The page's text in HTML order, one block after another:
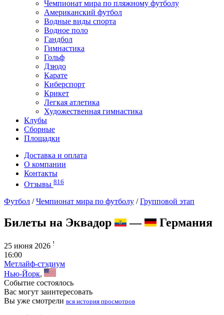
Чемпионат мира по пляжному футболу
Американский футбол
Водные виды спорта
Водное поло
Гандбол
Гимнастика
Гольф
Дзюдо
Карате
Киберспорт
Крикет
Легкая атлетика
Художественная гимнастика
Клубы
Сборные
Площадки
Доставка и оплата
О компании
Контакты
Отзывы 816
Футбол /Чемпионат мира по футболу /Групповой этап
Билеты на Эквадор — Германия
25 июня 2026 !
16:00
Метлайф-стэдиум
Нью-Йорк,
Событие состоялось
Вас могут заинтересовать
Вы уже смотрели вся история просмотров